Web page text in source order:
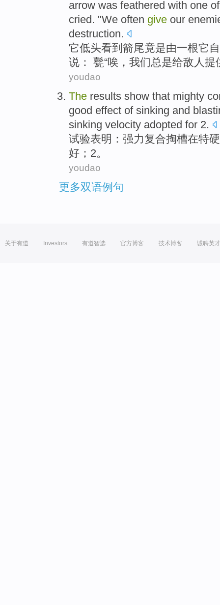
arrow was feathered with one of
cried. "We often give our
destruction.
它低头看到 箭尾竟是由一根它
说： 甏“唉 ， 我们总是给敌人提
youdao
The results show that mighty
good effect ofsinking and
sinking velocity adopted for 2.
试验表明： 强力复合掏槽在特硬
好 ；2。
youdao
更多双语例句
关于有道 Investors 有道智选 官方博客 技术博客 诚聘英才